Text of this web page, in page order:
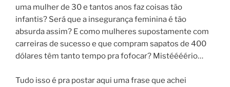
uma mulher de 30 e tantos anos faz coisas tão
infantis? Será que a insegurança feminina é tão
absurda assim? E como mulheres supostamente com
carreiras de sucesso e que compram sapatos de 400
dólares têm tanto tempo pra fofocar? Mistéééério…
Tudo isso é pra postar aqui uma frase que achei